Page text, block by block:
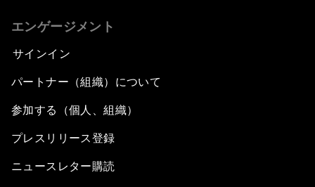
エンゲージメント
サインイン
パートナー（組織）について
参加する（個人、組織）
プレスリリース登録
ニュースレター購読